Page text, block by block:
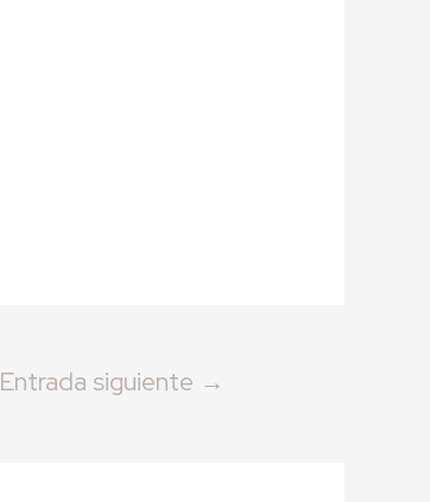
Entrada siguiente →